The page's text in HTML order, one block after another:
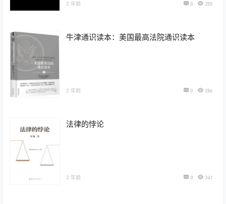
2 年前 0 255
牛津通识读本：美国最高法院通识读本
2 年前 0 286
法律的悖论
2 年前 0 341